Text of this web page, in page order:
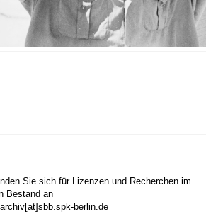
Sie sich für Lizenzen und Recherchen im
Bestand an
berlin.de